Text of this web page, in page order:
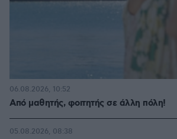
Από μαθητής, φοιτητής σε άλλη πόλη!
06.08.2026, 10:52
05.08.2026, 08:38